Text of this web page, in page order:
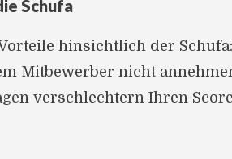
Schufa
hinsichtlich der
Mitbewerber nicht
verschlechtern Ihren